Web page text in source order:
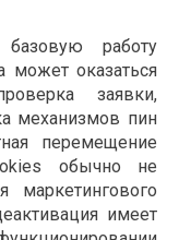
работу
может оказаться
заявки,
механизмов пин
перемещение
обычно не
маркетингового
имеет